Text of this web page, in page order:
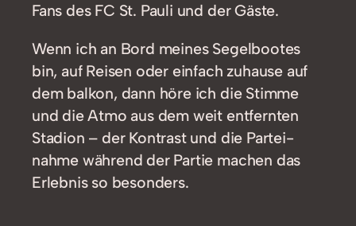
Fans des FC St. Pauli und der Gäste.
Wenn ich an Bord meines Segelbootes
bin, auf Reisen oder einfach zuhause auf
dem balkon, dann höre ich die Stimme
und die Atmo aus dem weit entfernten
Stadion – der Kontrast und die Partei-
nahme während der Partie machen das
Erlebnis so besonders.